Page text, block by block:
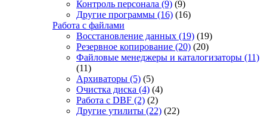
Контроль персонала (9) (9)
Другие программы (16) (16)
Работа с файлами
Восстановление данных (19) (19)
Резервное копирование (20) (20)
Файловые менеджеры и каталогизаторы (11)
(11)
Архиваторы (5) (5)
Очистка диска (4) (4)
Работа с DBF (2) (2)
Другие утилиты (22) (22)